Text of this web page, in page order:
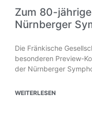
Zum 80-
Nürnberger
Die Fränkische
besonderen Preview-
der Nürnberger
WEITERLESEN